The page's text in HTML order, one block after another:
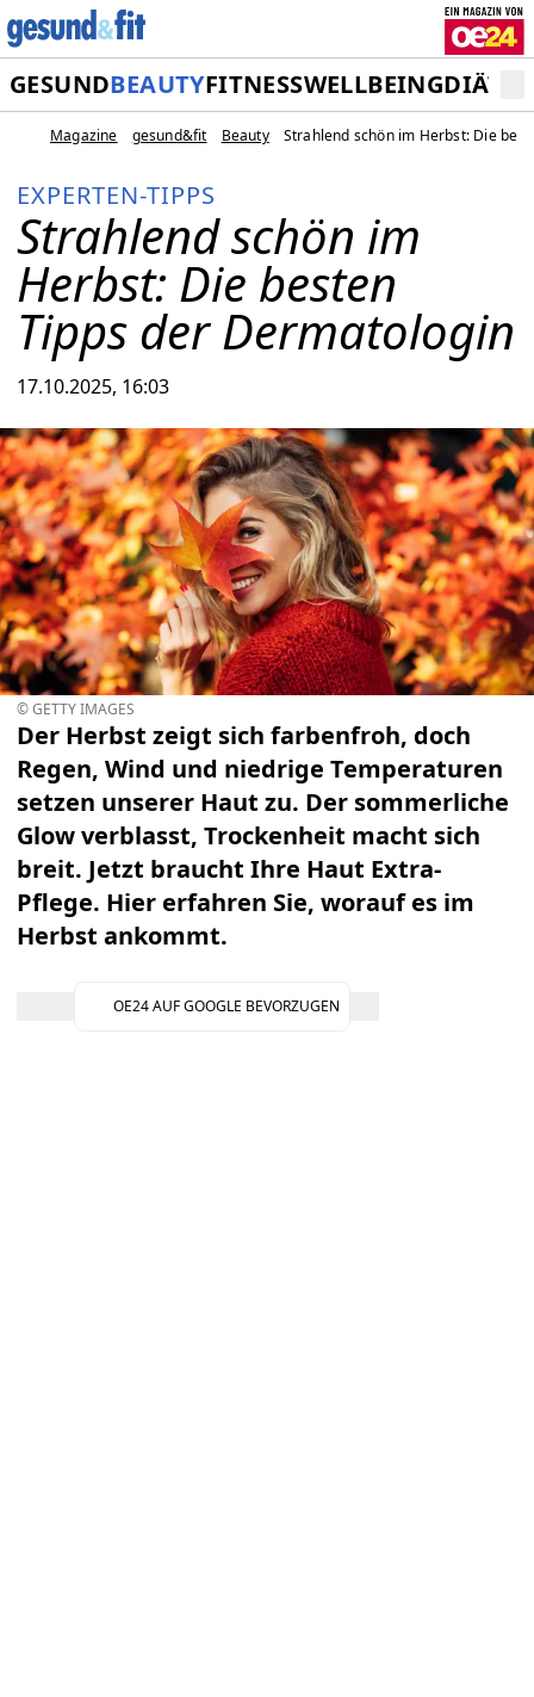
GESUNDBEAUTYFITNESSWELLBEINGDIÄT
Magazine gesund&fit Beauty Strahlend schön im Herbst: Die
EXPERTEN-TIPPS
Strahlend schön im
Herbst: Die besten
Tipps der Dermatologin
17.10.2025, 16:03
© GETTY IMAGES
Der Herbst zeigt sich farbenfroh, doch
Regen, Wind und niedrige Temperaturen
setzen unserer Haut zu. Der sommerliche
Glow verblasst, Trockenheit macht sich
breit. Jetzt braucht Ihre Haut Extra-
Pflege. Hier erfahren Sie, worauf es im
Herbst ankommt.
OE24 AUF GOOGLE BEVORZUGEN